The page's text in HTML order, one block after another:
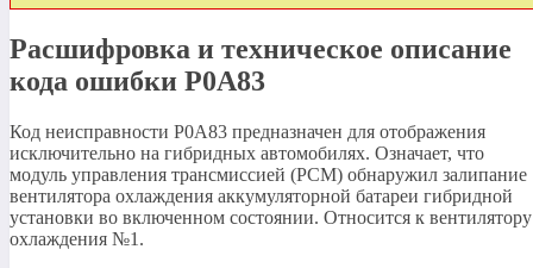
Расшифровка и техническое описание
кода ошибки P0A83
Код неисправности P0A83 предназначен для отображения
исключительно на гибридных автомобилях. Означает, что
модуль управления трансмиссией (PCM) обнаружил залипание
вентилятора охлаждения аккумуляторной батареи гибридной
установки во включенном состоянии. Относится к вентилятору
охлаждения №1.